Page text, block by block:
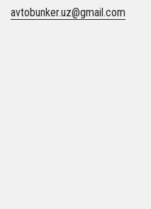
avtobunker.uz@gmail.com